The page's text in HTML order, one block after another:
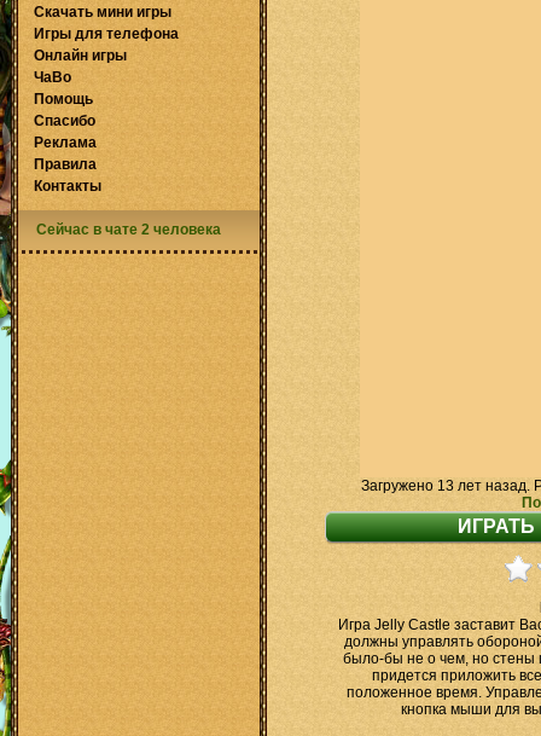
Загружено 13 лет назад.
Игра Jelly Castle заставит
должны управлять
было-бы не о чем, но стены
придется приложить
положенное время.
кнопка мыши для
Скачать мини игры
Игры для телефона
Онлайн игры
ЧаВо
Помощь
Спасибо
Реклама
Правила
Контакты
Сейчас в чате 2 человека